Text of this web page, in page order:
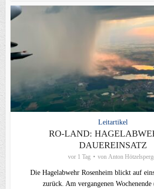
Leitartikel
RO-LAND:
DAUEREINSATZ
vor 1 Tag von Anton
Die Hagelabwehr Rosenheim blickt auf
zurück. Am vergangenen Wochenende